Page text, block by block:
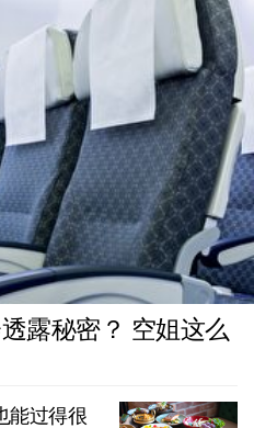
露秘密？ 空姐这么
能过得很